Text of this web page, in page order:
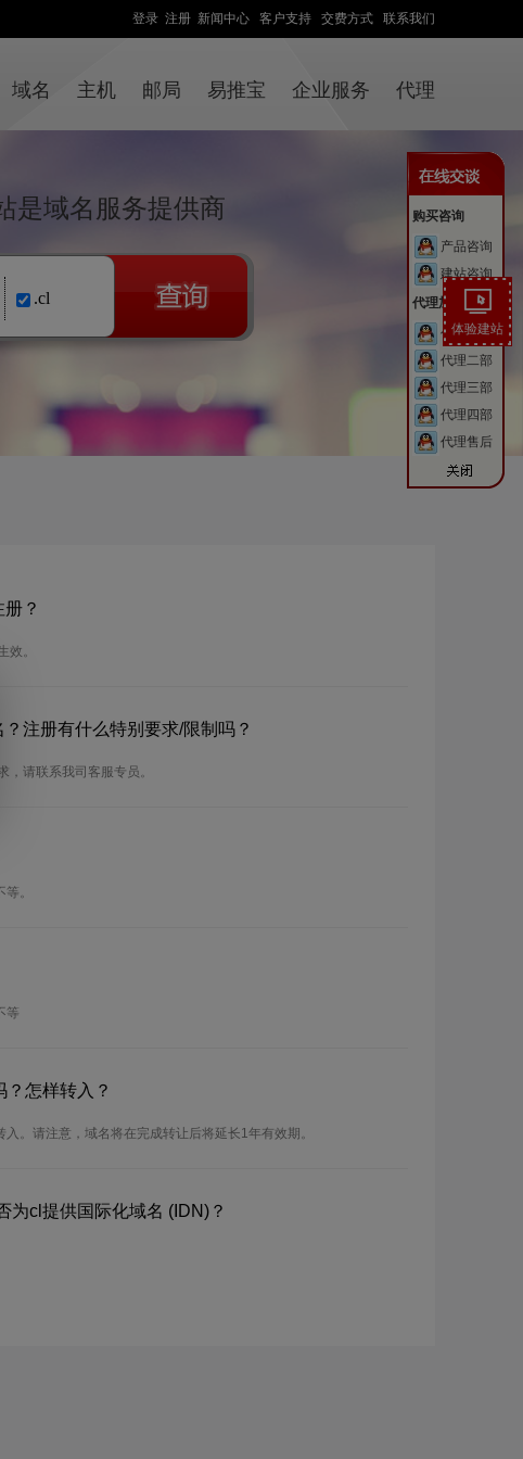
登录 注册 新闻中心 客户支持 交费方式 联系我们
域名 主机 邮局 易推宝 企业服务 代理
是域名服务提供商
.cl
？
效。
？注册有什么特别要求/限制吗？
，请联系我司客服专员。
。
等
怎样转入？
。请注意，域名将在完成转让后将延长1年有效期。
为cl提供国际化域名 (IDN)？
购买咨询
产品咨询
建站咨询
代理加盟
代理一部
代理二部
代理三部
代理四部
代理售后
体验建站